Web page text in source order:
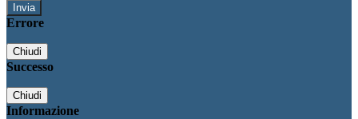
Errore
Chiudi
Successo
Chiudi
Informazione